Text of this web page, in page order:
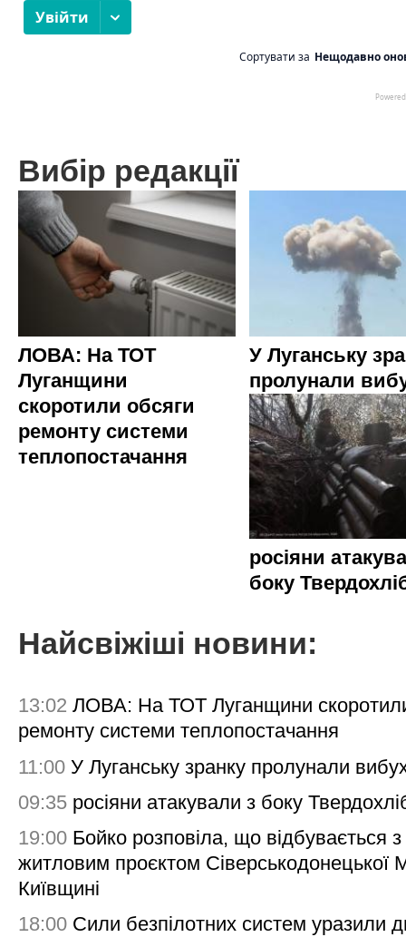
Вибір редакції
ЛОВА: На ТОТ
Луганщини
скоротили обсяги
ремонту системи
теплопостачання
У Луганську
пролунали
росіяни
боку
Найсвіжіші новини:
13:02 ЛОВА: На ТОТ Луганщини
ремонту системи теплопостачання
11:00 У Луганську зранку пролунали
09:35 росіяни атакували з боку
19:00 Бойко розповіла, що відбувається з
житловим проєктом Сіверськодонецької
Київщині
18:00 Сили безпілотних систем уразили